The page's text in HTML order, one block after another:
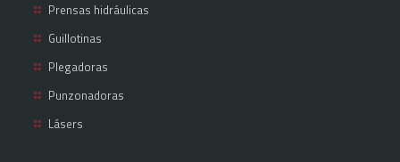
Prensas hidráulicas
Guillotinas
Plegadoras
Punzonadoras
Lásers